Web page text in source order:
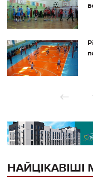
НАЙЦІКАВІШІ